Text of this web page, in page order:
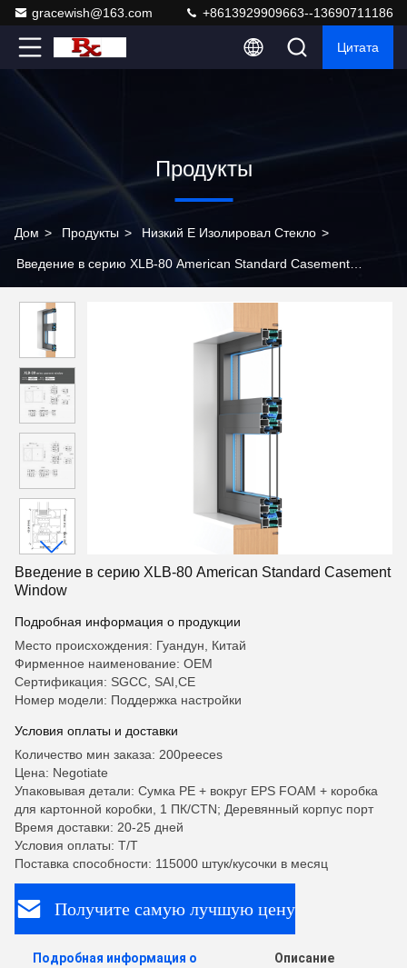
gracewish@163.com +8613929909663--13690711186
Цитата
Продукты
Дом > Продукты > Низкий E Изолировал Стекло >
Введение в серию XLB-80 American Standard Casement
Введение в серию XLB-80 American Standard Casement
Window
Подробная информация о продукции
Место происхождения: Гуандун, Китай
Фирменное наименование: OEM
Сертификация: SGCC, SAI,CE
Номер модели: Поддержка настройки
Условия оплаты и доставки
Количество мин заказа: 200peeces
Цена: Negotiate
Упаковывая детали: Сумка PE + вокруг EPS FOAM + коробка
для картонной коробки, 1 ПК/CTN; Деревянный корпус порт
Время доставки: 20-25 дней
Условия оплаты: Т/Т
Поставка способности: 115000 штук/кусочки в месяц
Получите самую лучшую цену
Подробная информация о
Описание